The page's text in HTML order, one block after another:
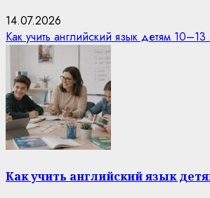
14.07.2026
Как учить английский язык детям 10–13
Как учить английский язык